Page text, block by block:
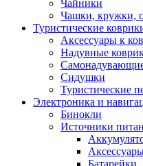
Чайники
Чашки, кружки,
Туристические
Аксессуары к
Надувные
Сидушки
Туристические
Электроника и
Бинокли
Источники
Батарейки